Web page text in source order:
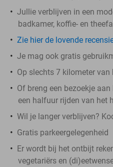
Jullie verblijven in een
badkamer, koffie- en
Zie hier de lovende
Je mag ook gratis
Op slechts 7 kilometer
Of breng een bezoekje
een halfuur rijden van het
Wil je langer verblijven?
Gratis parkeergelegenheid
Er wordt bij het ontbijt
vegetariërs en